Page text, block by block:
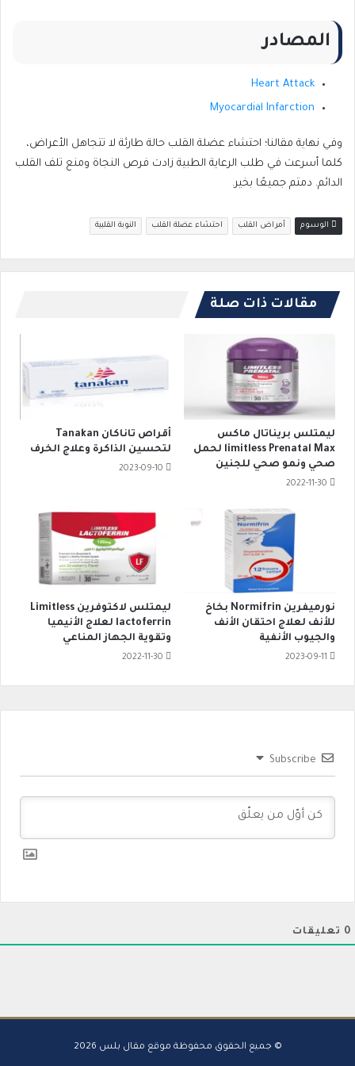
المصادر
Heart Attack
Myocardial Infarction
وفي نهاية مقالنا؛ احتشاء عضلة القلب حالة طارئة لا تتجاهل الأعراض،
كلما أسرعت في طلب الرعاية الطبية زادت فرص النجاة ومنع تلف القلب
الدائم. دمتم جميعًا بخير.
الوسوم أمراض القلب احتشاء عضلة القلب النوبة القلبية
مقالات ذات صلة
ليمتلس بريناتال ماكس
limitless Prenatal Max لحمل
صحي ونمو صحي للجنين
2022-11-30
أقراص تاناكان Tanakan
لتحسين الذاكرة وعلاج الخرف
2023-09-10
نورميفرين Normifrin بخاخ
للأنف لعلاج احتقان الأنف
والجيوب الأنفية
2023-09-11
ليمتلس لاكتوفرين Limitless
lactoferrin لعلاج الأنيميا
وتقوية الجهاز المناعي
2022-11-30
Subscribe
0 تعليقات
© جميع الحقوق محفوظة موقع مقال بلس 2026